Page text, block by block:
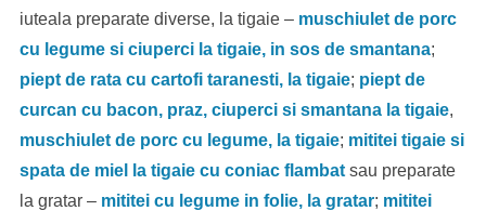
iuteala preparate diverse, la tigaie – muschiulet de porc
cu legume si ciuperci la tigaie, in sos de smantana;
piept de rata cu cartofi taranesti, la tigaie; piept de
curcan cu bacon, praz, ciuperci si smantana la tigaie,
muschiulet de porc cu legume, la tigaie; mititei tigaie si
spata de miel la tigaie cu coniac flambat sau preparate
la gratar – mititei cu legume in folie, la gratar; mititei